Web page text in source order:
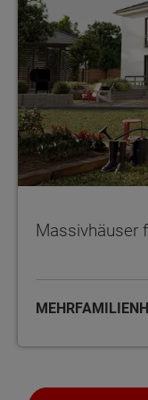
Massivhäuser